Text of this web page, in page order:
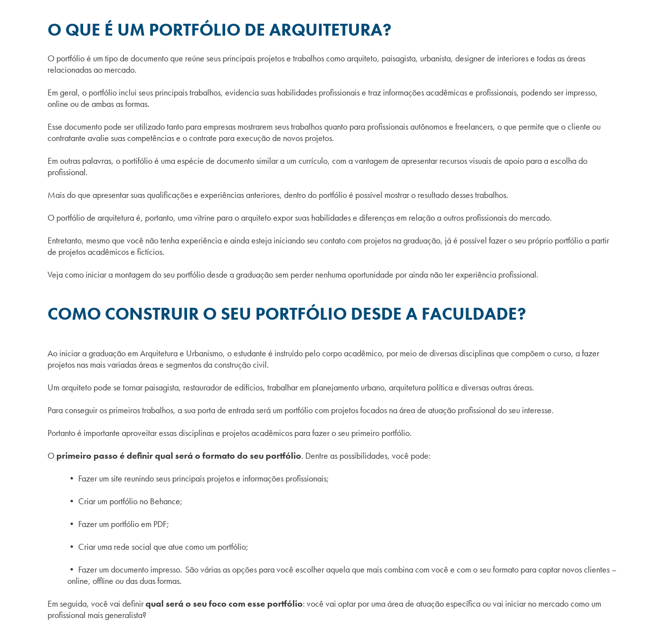
O QUE É UM PORTFÓLIO DE ARQUITETURA?
O portfólio é um tipo de documento que reúne seus principais projetos e trabalhos como arquiteto, paisagista, urbanista, designer de interiores e todas as áreas
relacionadas ao mercado.
Em geral, o portfólio inclui seus principais trabalhos, evidencia suas habilidades profissionais e traz informações acadêmicas e profissionais, podendo ser impresso,
online ou de ambas as formas.
Esse documento pode ser utilizado tanto para empresas mostrarem seus trabalhos quanto para profissionais autônomos e freelancers, o que permite que o cliente ou
contratante avalie suas competências e o contrate para execução de novos projetos.
Em outras palavras, o portifólio é uma espécie de documento similar a um currículo, com a vantagem de apresentar recursos visuais de apoio para a escolha do
profissional.
Mais do que apresentar suas qualificações e experiências anteriores, dentro do portfólio é possível mostrar o resultado desses trabalhos.
O portfólio de arquitetura é, portanto, uma vitrine para o arquiteto expor suas habilidades e diferenças em relação a outros profissionais do mercado.
Entretanto, mesmo que você não tenha experiência e ainda esteja iniciando seu contato com projetos na graduação, já é possível fazer o seu próprio portfólio a partir
de projetos acadêmicos e fictícios.
Veja como iniciar a montagem do seu portfólio desde a graduação sem perder nenhuma oportunidade por ainda não ter experiência profissional.
COMO CONSTRUIR O SEU PORTFÓLIO DESDE A FACULDADE?
Ao iniciar a graduação em Arquitetura e Urbanismo, o estudante é instruído pelo corpo acadêmico, por meio de diversas disciplinas que compõem o curso, a fazer
projetos nas mais variadas áreas e segmentos da construção civil.
Um arquiteto pode se tornar paisagista, restaurador de edifícios, trabalhar em planejamento urbano, arquitetura política e diversas outras áreas.
Para conseguir os primeiros trabalhos, a sua porta de entrada será um portfólio com projetos focados na área de atuação profissional do seu interesse.
Portanto é importante aproveitar essas disciplinas e projetos acadêmicos para fazer o seu primeiro portfólio.
O primeiro passo é definir qual será o formato do seu portfólio. Dentre as possibilidades, você pode:
• Fazer um site reunindo seus principais projetos e informações profissionais;
• Criar um portfólio no Behance;
• Fazer um portfólio em PDF;
• Criar uma rede social que atue como um portfólio;
• Fazer um documento impresso. São várias as opções para você escolher aquela que mais combina com você e com o seu formato para captar novos clientes –
online, offline ou das duas formas.
Em seguida, você vai definirqual será o seu foco com esse portfólio: você vai optar por uma área de atuação específica ou vai iniciar no mercado como um
profissional mais generalista?